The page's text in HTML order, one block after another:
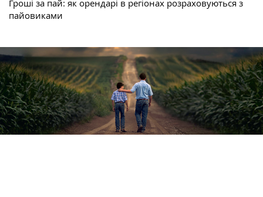
Гроші за пай: як орендарі в регіонах розраховуються з
пайовиками